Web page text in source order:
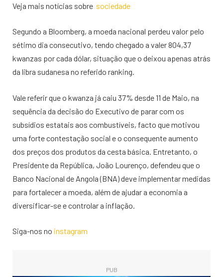
Veja mais notícias sobre sociedade
Segundo a Bloomberg, a moeda nacional perdeu valor pelo
sétimo dia consecutivo, tendo chegado a valer 804,37
kwanzas por cada dólar, situação que o deixou apenas atrás
da libra sudanesa no referido ranking.
Vale referir que o kwanza já caiu 37% desde 11 de Maio, na
sequência da decisão do Executivo de parar com os
subsídios estatais aos combustíveis, facto que motivou
uma forte contestação social e o consequente aumento
dos preços dos produtos da cesta básica. Entretanto, o
Presidente da República, João Lourenço, defendeu que o
Banco Nacional de Angola (BNA) deve implementar medidas
para fortalecer a moeda, além de ajudar a economia a
diversificar-se e controlar a inflação.
Siga-nos no instagram
PUB